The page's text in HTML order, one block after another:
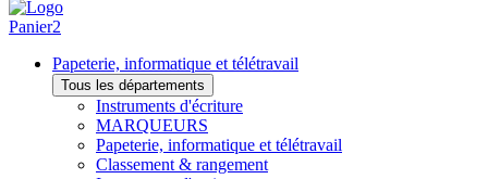
Panier2
Papeterie, informatique et télétravail
Tous les départements
Instruments d'écriture
MARQUEURS
Papeterie, informatique et télétravail
Classement & rangement